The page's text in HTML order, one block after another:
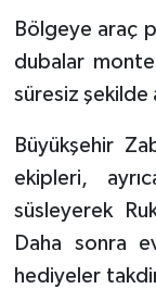
Bölgeye araç
dubalar
süresiz şekilde
Büyükşehir
ekipleri,
süsleyerek
Daha sonra
hediyeler